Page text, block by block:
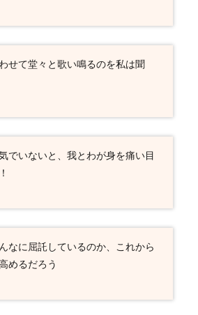
せて堂々と歌い鳴るのを私は聞
でいないと、我とわが身を痛い目
なに屈託しているのか、これから
めるだろう